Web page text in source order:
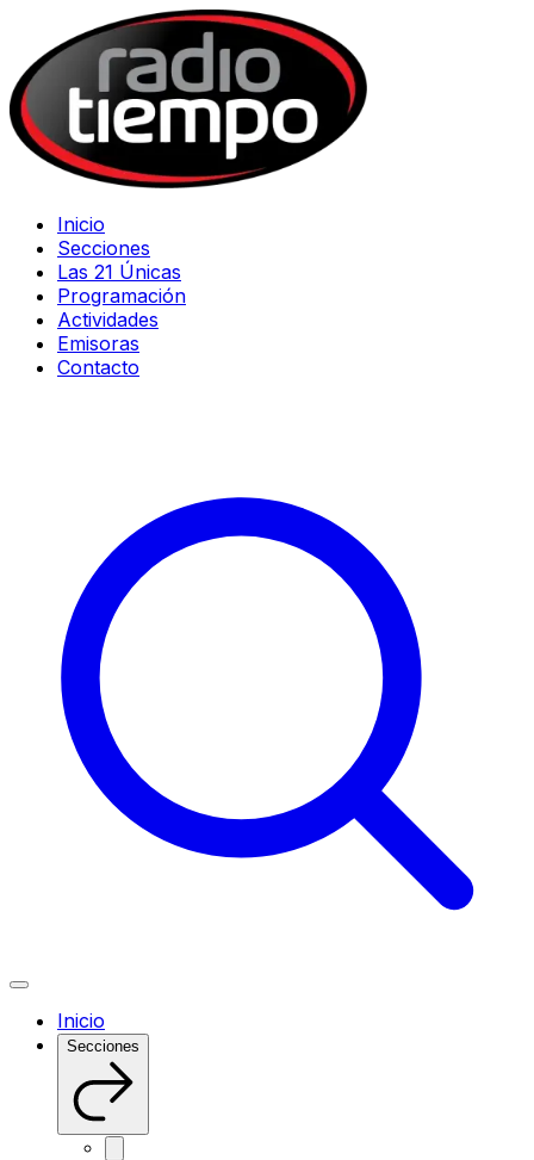
Inicio
Secciones
Las 21 Únicas
Programación
Actividades
Emisoras
Contacto
Inicio
Secciones